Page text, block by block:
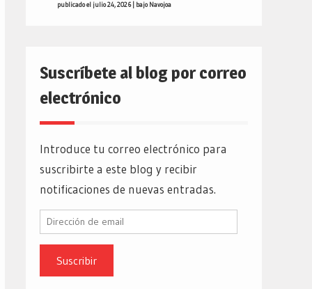
publicado el julio 24, 2026| bajoNavojoa
Suscríbete al blog por correo
electrónico
Introduce tu correo electrónico para
suscribirte a este blog y recibir
notificaciones de nuevas entradas.
Dirección
email